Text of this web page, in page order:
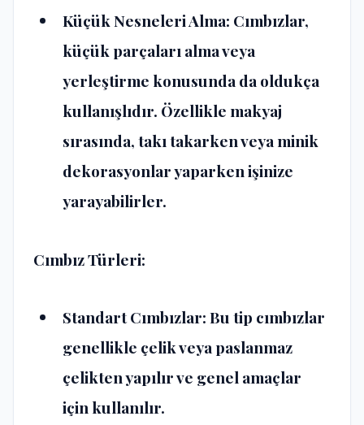
Küçük Nesneleri Alma: Cımbızlar,
küçük parçaları alma veya
yerleştirme konusunda da oldukça
kullanışlıdır. Özellikle makyaj
sırasında, takı takarken veya minik
dekorasyonlar yaparken işinize
yarayabilirler.
Cımbız Türleri:
Standart Cımbızlar: Bu tip cımbızlar
genellikle çelik veya paslanmaz
çelikten yapılır ve genel amaçlar
için kullanılır.